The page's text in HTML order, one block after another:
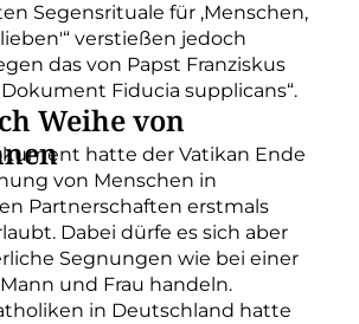
Segensrituale für ‚Menschen,
verstießen jedoch
das von Papst Franziskus
Fiducia supplicans“.
Weihe von
hatte der Vatikan Ende
von Menschen in
Partnerschaften erstmals
Dabei dürfe es sich aber
Segnungen wie bei einer
und Frau handeln.
in Deutschland hatte